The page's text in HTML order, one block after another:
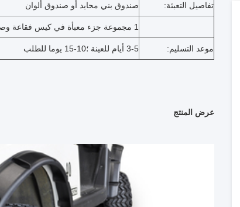
تفاصيل التعبئة: صندوق بني محايد أو صندوق ألوان
1 مجموعة جزء معبأة في كيس فقاعة وصندوق منفصل
موعد التسليم: 3-5 أيام للعينة ؛10-15 يوما للطلب
عرض المنتج